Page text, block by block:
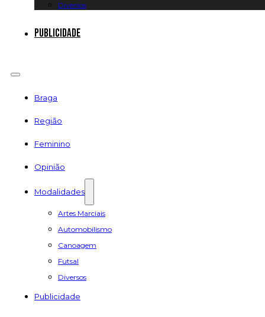
Diversos
Publicidade
Braga
Região
Feminino
Opinião
Modalidades
Artes Marciais
Automobilismo
Canoagem
Futsal
Diversos
Publicidade